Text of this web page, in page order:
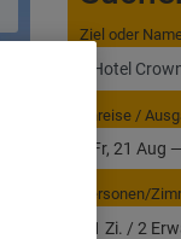
Ziel oder
Anreise /
Personen/
1 Zi. / 2